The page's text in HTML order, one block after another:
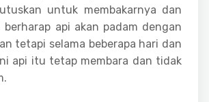
untuk membakarnya dan
berharap api akan padam dengan
tetapi selama beberapa hari dan
api itu tetap membara dan tidak